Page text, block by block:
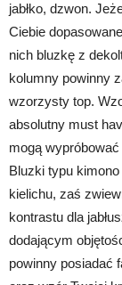
jabłko, dzwon.
Ciebie
nich bluzkę z
kolumny powinny
wzorzysty top.
absolutny must
mogą
Bluzki typu
kielichu, zaś
kontrastu dla
dodającym
powinny posiadać